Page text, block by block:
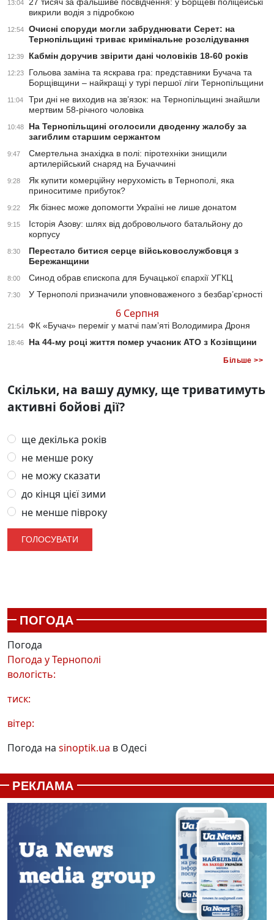
13:04
27 тисяч за фальшиве посвідчення: у Борщеві поліцейські
викрили водія з підробкою
12:54
Очисні споруди могли забруднювати Серет: на
Тернопільщині триває кримінальне розслідування
12:39 Кабмін доручив звірити дані чоловіків 18-60 років
12:23
Гольова заміна та яскрава гра: представники Бучача та
Борщівщини – найкращі у турі першої ліги Тернопільщини
11:04
Три дні не виходив на зв’язок: на Тернопільщині знайшли
мертвим 58-річного чоловіка
10:48
На Тернопільщині оголосили дводенну жалобу за
загиблим старшим сержантом
9:47
Смертельна знахідка в полі: піротехніки знищили
артилерійський снаряд на Бучаччині
9:28
Як купити комерційну нерухомість в Тернополі, яка
приноситиме прибуток?
9:22 Як бізнес може допомогти Україні не лише донатом
9:15
Історія Азову: шлях від добровольчого батальйону до
корпусу
8:30
Перестало битися серце військовослужбовця з
Бережанщини
8:00 Синод обрав єпископа для Бучацької єпархії УГКЦ
7:30 У Тернополі призначили уповноваженого з безбар’єрності
6 Серпня
21:54 ФК «Бучач» переміг у матчі пам’яті Володимира Дроня
18:46 На 44-му році життя помер учасник АТО з Козівщини
Більше >>
Скільки, на вашу думку, ще триватимуть
активні бойові дії?
ще декілька років
не менше року
не можу сказати
до кінця цієї зими
не менше півроку
ПОГОДА
Погода
Погода уТернополі
вологість:
тиск:
вітер:
Погода на sinoptik.ua в Одесі
РЕКЛАМА